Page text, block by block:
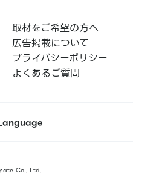
取材をご希望の方へ
広告掲載について
プライバシーポリシー
よくあるご質問
Co., Ltd.